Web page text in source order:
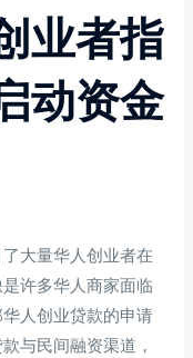
业者指
动资金
大量华人创业者在
许多华人商家面临
人创业贷款的申请
与民间融资渠道，